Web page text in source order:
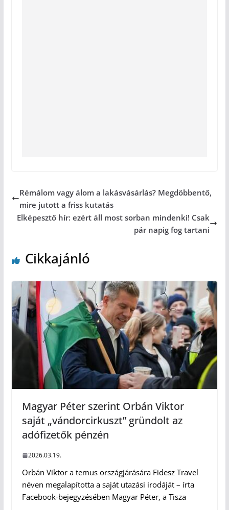
Rémálom vagy álom a lakásvásárlás? Megdöbbentő,
mire jutott a friss kutatás
Elképesztő hír: ezért áll most sorban mindenki! Csak
pár napig fog tartani
Cikkajánló
Magyar Péter szerint Orbán Viktor
saját „vándorcirkuszt” gründolt az
adófizetők pénzén
2026.03.19.
Orbán Viktor a temus országjárására Fidesz Travel
néven megalapította a saját utazási irodáját – írta
Facebook-bejegyzésében Magyar Péter, a Tisza